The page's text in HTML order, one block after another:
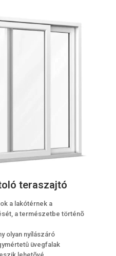
teraszajtó
a lakótérnek a
a természetbe történõ
olyan nyílászáró
üvegfalak